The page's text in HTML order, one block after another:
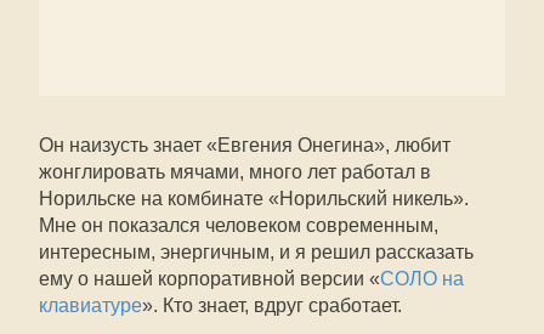
Он наизусть знает «Евгения Онегина», любит
жонглировать мячами, много лет работал в
Норильске на комбинате «Норильский никель».
Мне он показался человеком современным,
интересным, энергичным, и я решил рассказать
ему о нашей корпоративной версии «СОЛО на
клавиатуре». Кто знает, вдруг сработает.